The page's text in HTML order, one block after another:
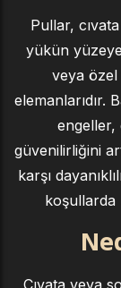
Pullar,
yükün yüzeye
veya özel
elemanlarıdır.
engeller,
güvenilirliğini
karşı
koşullarda